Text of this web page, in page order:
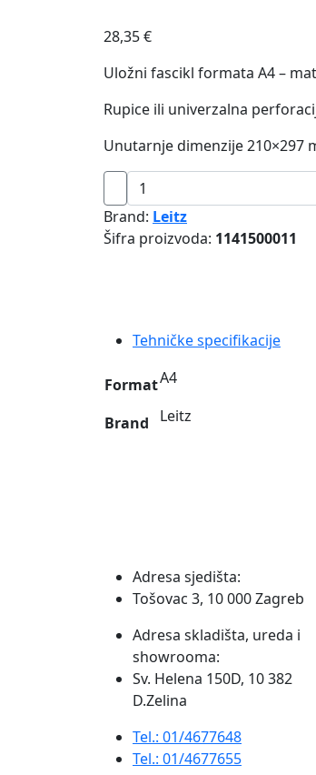
28,35€
Uložni fascikl formata A4 –
Rupice ili univerzalna
Unutarnje dimenzije 210×297
Fascikl
uložni
'LR',
format
set
komada
Leitz
Brand: Leitz
Šifra proizvoda: 1141500011
Tehničke specifikacije
FormatA4
Brand Leitz
Adresa sjedišta:
Tošovac 3, 10 000 Zagreb
Adresa skladišta, ureda i
showrooma:
Sv. Helena 150D, 10 382
D.Zelina
Tel.: 01/4677648
Tel.: 01/4677655